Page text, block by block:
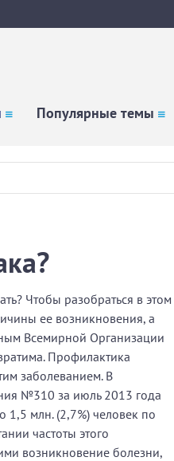
Популярные темы
Чтобы разобраться в этом
ее возникновения, а
Всемирной Организации
Профилактика
заболеванием. В
№310 за июль 2013 года
1,5 млн. (2,7%) человек по
частоты этого
возникновение болезни,